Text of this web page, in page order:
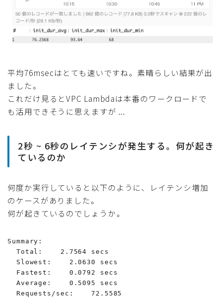
平均76msecはとても速いですね。素晴らしい結果が出
ました。
これだけ見るとVPC Lambdaは本番のワークロードで
も活用できそうに思えますが ...
2秒 ~ 6秒のレイテンシが発生する。何が起き
ているのか
何度か実行していると以下のように、レイテンシ増加
のケースがありました。
何が起きているのでしょうか。
Summary:
  Total:    2.7564 secs
  Slowest:    2.0630 secs
  Fastest:    0.0792 secs
  Average:    0.5095 secs
  Requests/sec:    72.5585